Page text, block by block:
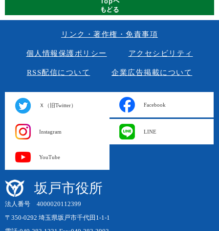
リンク・著作権・免責事項
個人情報保護ポリシー アクセシビリティ
RSS配信について 企業広告掲載について
Ｘ（旧Twitter） Facebook
Instagram LINE
YouTube
坂戸市役所
法人番号 4000020112399
〒350-0292 埼玉県坂戸市千代田1-1-1